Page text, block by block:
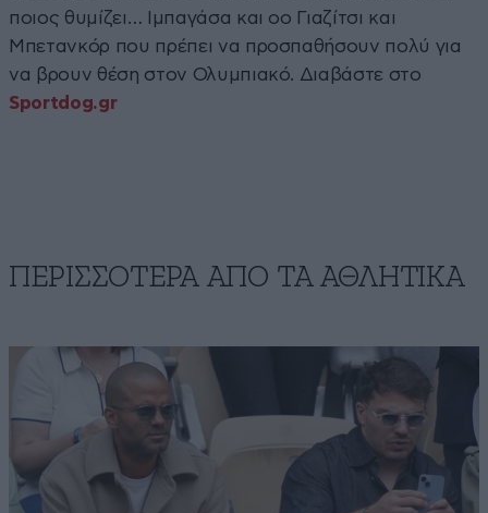
ποιος θυμίζει… Ιμπαγάσα και οο Γιαζίτσι και
Μπετανκόρ που πρέπει να προσπαθήσουν πολύ για
να βρουν θέση στον Ολυμπιακό. Διαβάστε στο
Sportdog.gr
ΠΕΡΙΣΣΟΤΕΡΑ ΑΠΟ ΤA ΑΘΛΗΤΙΚΑ